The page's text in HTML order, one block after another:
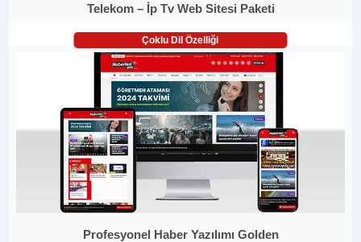
Telekom – İp Tv Web Sitesi Paketi
Çoklu Dil Özelliği
Profesyonel Haber Yazılımı Golden